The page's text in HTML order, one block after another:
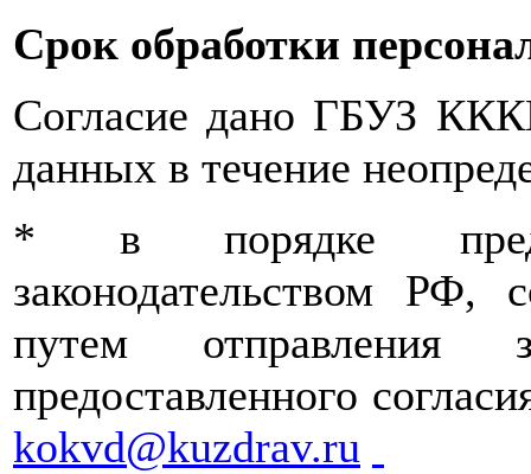
Срок обработки
Согласие дано ГБУЗ
данных в течение
* в порядке
законодательством РФ,
путем
предоставленного
kоkvd@kuzdrаv.ru